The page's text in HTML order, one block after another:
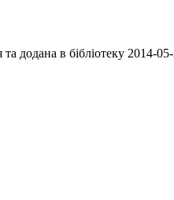
додана в бібліотеку 2014-